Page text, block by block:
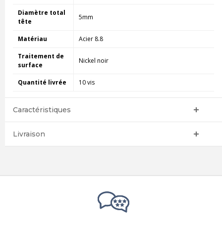
Diamètre total
tête
5mm
Matériau Acier 8.8
Traitement de
surface
Nickel noir
Quantité livrée 10 vis
Caractéristiques
Livraison